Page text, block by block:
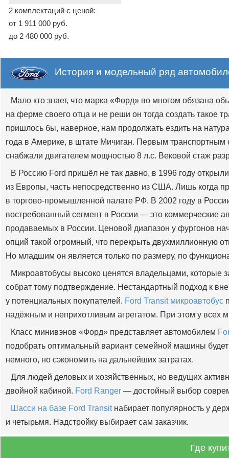
2 комплектаций с ценой:
от 1 911 000 руб.
до 2 480 000 руб.
История и модельный ряд
Мало кто знает, что марка «Форд» во многом обязана
на ферме своего отца и не реши он тогда создать такое
пришлось бы, наверное, нам продолжать ездить на
года в Америке, в штате Мичиган. Первым
снабжали двигателем мощностью 8 л.с. Вековой стаж
В Россию Ford пришёл не так давно, в 1996 году
из Европы, часть непосредственно из США. Лишь когда
в торгово-промышленной палате РФ. В 2002 году в
востребованный сегмент в России — это коммерческие
продаваемых в России. Ценовой диапазон у фургонов
опций такой огромный, что перекрыть двухмиллионную
Но младшим он является только по размеру, по
Микроавтобусы высоко ценятся владельцами, которые
собрат тому подтверждение. Нестандартный подход к
у потенциальных покупателей. Ford Transit микроавтобус
надёжным и неприхотливым агрегатом. При этом у всех
Класс минивэнов «Форд» представляет автомобилем
подобрать оптимальный вариант семейной машины
немного, но сэкономить на дальнейших затратах.
Для людей деловых и хозяйственных, но ведущих
двойной кабиной. Ford Ranger — достойный выбор
Шасси на базе Ford Transitнабирает популярность у
и четырьмя. Надстройку выбирает сам заказчик.
Где